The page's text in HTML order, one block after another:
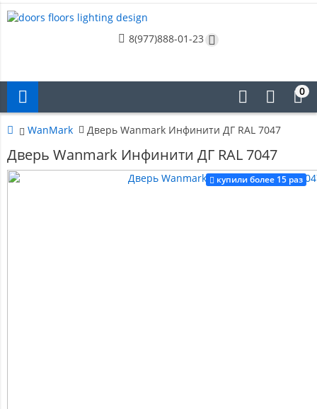
8(977)888-01-23
0
WanMark Дверь Wanmark Инфинити ДГ RAL 7047
Дверь Wanmark Инфинити ДГ RAL 7047
купили более 15 раз